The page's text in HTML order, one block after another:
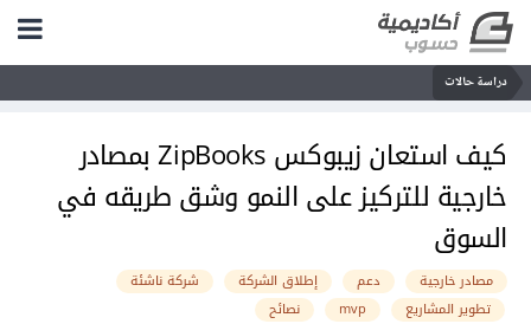
دراسة حالات
كيف استعان زيبوكس ZipBooks بمصادر
خارجية للتركيز على النمو وشق طريقه في
السوق
مصادر خارجية دعم إطلاق الشركة
شركة ناشئة
تطوير المشاريع
mvp نصائح